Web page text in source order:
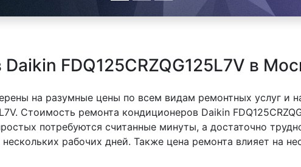
FDQ125CRZQG125L7V в
на разумные цены по всем видам ремонтных услуг и
Стоимость ремонта кондиционеров Daikin
потребуются считанные минуты, а достаточно
рабочих дней. Также цена ремонта влияет на